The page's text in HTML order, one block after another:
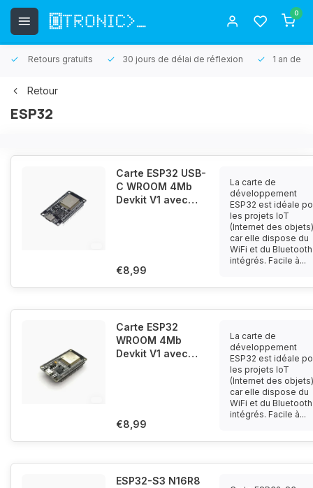
0
Retours gratuits 30 jours de délai de réflexion 1 an de
Retour
ESP32
Carte ESP32 USB-
C WROOM 4Mb
Devkit V1 avec
€8,99
La carte de
développement
ESP32 est idéale
les projets IoT
(Internet des objets)
car elle dispose du
WiFi et du Bluetooth
intégrés. Facile à...
Carte ESP32
WROOM 4Mb
Devkit V1 avec
€8,99
La carte de
développement
ESP32 est idéale
les projets IoT
(Internet des objets)
car elle dispose du
WiFi et du Bluetooth
intégrés. Facile à...
ESP32-S3 N16R8